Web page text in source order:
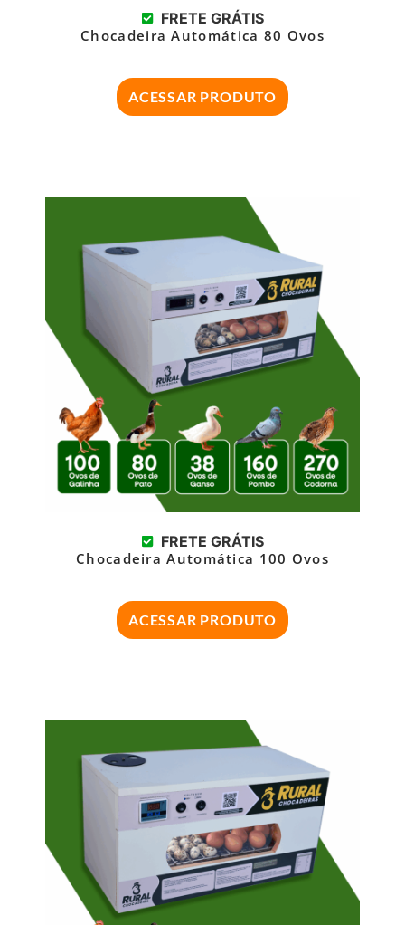
FRETE GRÁTIS
Chocadeira Automática 80 Ovos
ACESSAR PRODUTO
FRETE GRÁTIS
Chocadeira Automática 100 Ovos
ACESSAR PRODUTO